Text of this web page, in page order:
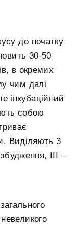
до початку
30-50
в окремих
чим далі
інкубаційний
собою
Виділяють 3
збудження, III –